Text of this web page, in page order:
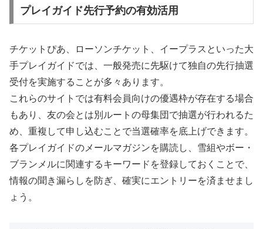
プレイガイド先行予約の有効活用
チケットぴあ、ローソンチケット、イープラスといった大
手プレイガイドでは、一般発売に先駆けて独自の先行抽選
受付を実施することが多々あります。
これらのサイトでは有料会員向けの優遇枠が存在する場合
もあり、友の会とは別ルートの母集団で抽選が行われるた
め、重複して申し込むことで当選確率を底上げできます。
各プレイガイドのメールマガジンを購読し、雪組やボー・
ブランメルに関連するキーワードを登録しておくことで、
情報の聞き漏らしを防ぎ、確実にエントリーを済ませまし
ょう。